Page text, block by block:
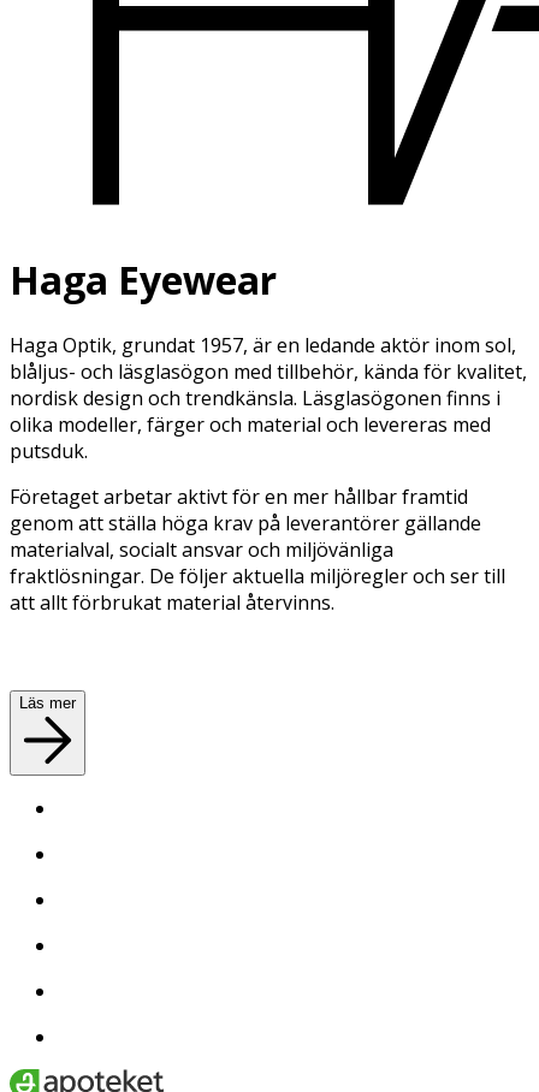
Haga Eyewear
Haga Optik, grundat 1957, är en ledande aktör inom sol,
blåljus- och läsglasögon med tillbehör, kända för kvalitet,
nordisk design och trendkänsla. Läsglasögonen finns i
olika modeller, färger och material och levereras med
putsduk.
Företaget arbetar aktivt för en mer hållbar framtid
genom att ställa höga krav på leverantörer gällande
materialval, socialt ansvar och miljövänliga
fraktlösningar. De följer aktuella miljöregler och ser till
att allt förbrukat material återvinns.
Läs mer